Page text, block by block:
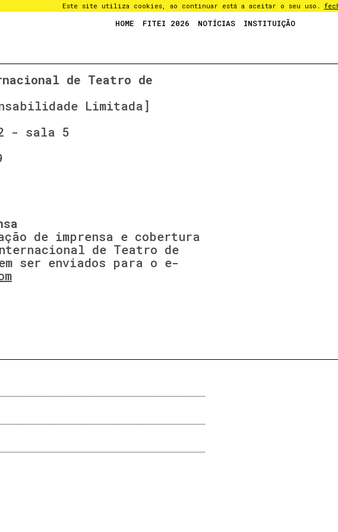
Este site utiliza cookies, ao continuar está a aceitar o seu uso.
HOME FITEI 2026 NOTÍCIAS INSTITUIÇÃO
de Teatro de
Limitada]
- sala 5
de imprensa e cobertura
de Teatro de
ser enviados para o e-